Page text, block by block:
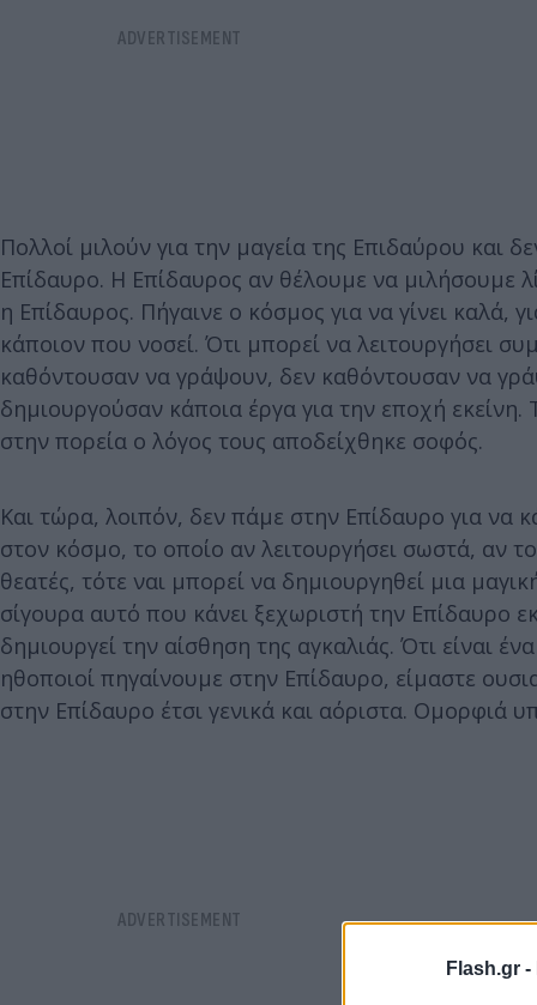
Flash.gr -
Πολλοί μιλούν για την μαγεία της Επιδαύρου και
Επίδαυρο. Η Επίδαυρος αν θέλουμε να μιλήσουμε
η Επίδαυρος. Πήγαινε ο κόσμος για να γίνει καλά,
κάποιον που νοσεί. Ότι μπορεί να λειτουργήσει
καθόντουσαν να γράψουν, δεν καθόντουσαν να
δημιουργούσαν κάποια έργα για την εποχή
στην πορεία ο λόγος τους αποδείχθηκε σοφός.
Και τώρα, λοιπόν, δεν πάμε στην Επίδαυρο για να
στον κόσμο, το οποίο αν λειτουργήσει σωστά, αν
θεατές, τότε ναι μπορεί να δημιουργηθεί μια
σίγουρα αυτό που κάνει ξεχωριστή την Επίδαυρο
δημιουργεί την αίσθηση της αγκαλιάς. Ότι είναι
ηθοποιοί πηγαίνουμε στην Επίδαυρο, είμαστε
στην Επίδαυρο έτσι γενικά και αόριστα. Ομορφιά